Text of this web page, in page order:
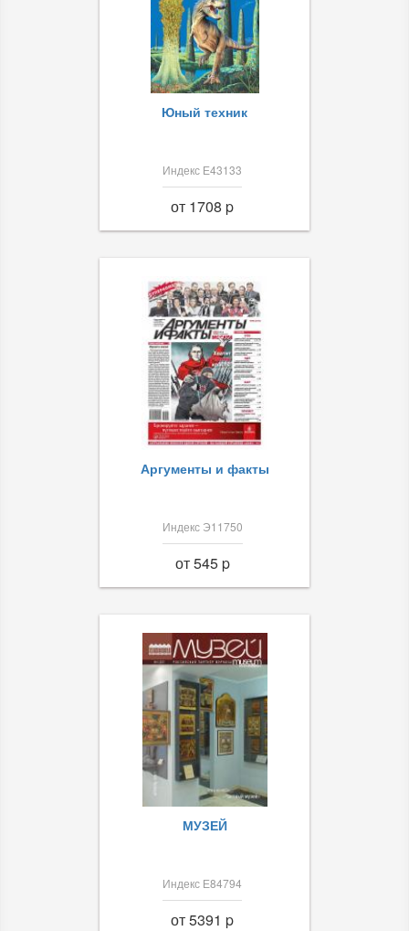
Юный техник
Индекс Е43133
от 1708 p
Аргументы и факты
Индекс Э11750
от 545 p
МУЗЕЙ
Индекс Е84794
от 5391 p